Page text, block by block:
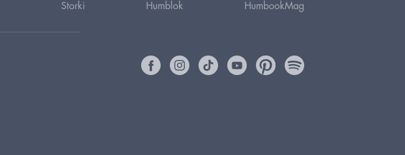
Storki Humblok HumbookMag